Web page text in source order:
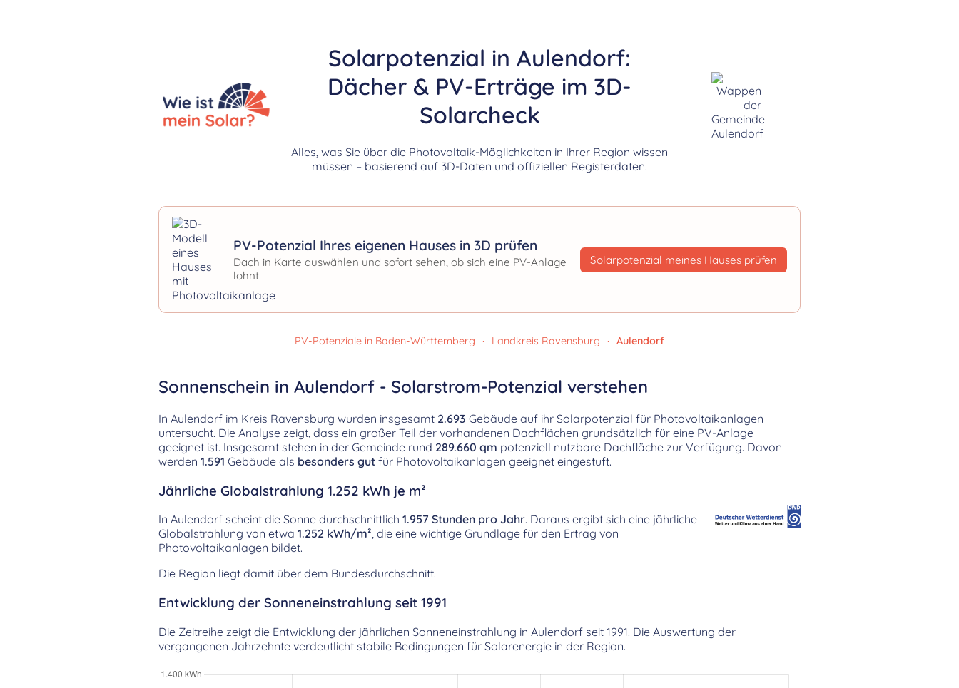
Solarpotenzial in Aulendorf:
Dächer & PV-Erträge im 3D-
Solarcheck
Alles, was Sie über die Photovoltaik-Möglichkeiten in Ihrer Region wissen
müssen – basierend auf 3D-Daten und offiziellen Registerdaten.
PV-Potenzial Ihres eigenen Hauses in 3D prüfen
Dach in Karte auswählen und sofort sehen, ob sich eine PV-Anlage
lohnt
Solarpotenzial meines Hauses prüfen
PV-Potenziale in Baden-Württemberg · Landkreis Ravensburg · Aulendorf
Sonnenschein in Aulendorf - Solarstrom-Potenzial verstehen
In Aulendorf im Kreis Ravensburg wurden insgesamt 2.693 Gebäude auf ihr Solarpotenzial für Photovoltaikanlagen
untersucht. Die Analyse zeigt, dass ein großer Teil der vorhandenen Dachflächen grundsätzlich für eine PV-Anlage
geeignet ist. Insgesamt stehen in der Gemeinde rund 289.660 qm potenziell nutzbare Dachfläche zur Verfügung. Davon
werden 1.591 Gebäude als besonders gut für Photovoltaikanlagen geeignet eingestuft.
Jährliche Globalstrahlung 1.252 kWh je m²
In Aulendorf scheint die Sonne durchschnittlich 1.957 Stunden pro Jahr. Daraus ergibt sich eine jährliche
Globalstrahlung von etwa 1.252 kWh/m², die eine wichtige Grundlage für den Ertrag von
Photovoltaikanlagen bildet.
Die Region liegt damit über dem Bundesdurchschnitt.
Entwicklung der Sonneneinstrahlung seit 1991
Die Zeitreihe zeigt die Entwicklung der jährlichen Sonneneinstrahlung in Aulendorf seit 1991. Die Auswertung der
vergangenen Jahrzehnte verdeutlicht stabile Bedingungen für Solarenergie in der Region.